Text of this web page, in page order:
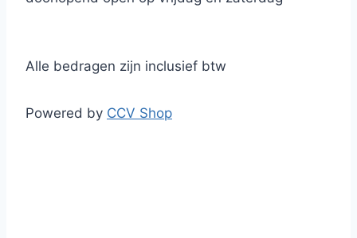
Alle bedragen zijn inclusief btw
Powered by CCV Shop